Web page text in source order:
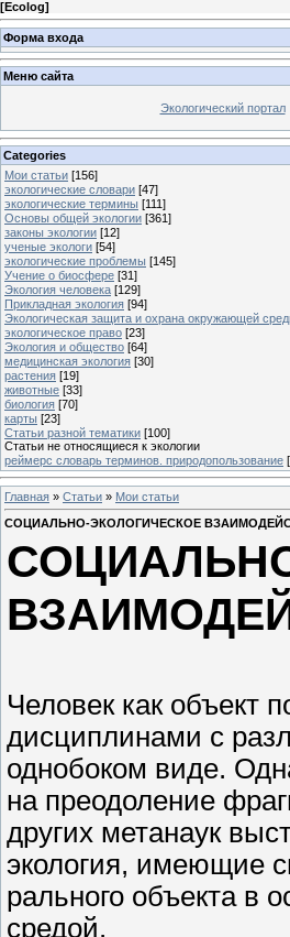
[Ecolog]
Форма входа
Меню сайта
Экологический портал
Categories
Мои статьи [156]
экологические словари [47]
экологические термины [111]
Основы общей экологии [361]
законы экологии [12]
ученые экологи [54]
экологические проблемы [145]
Учение о биосфере [31]
Экология человека [129]
Прикладная экология [94]
Экологическая защита и охрана окружающей
экологическое право [23]
Экология и общество [64]
медицинская экология [30]
растения [19]
животные [33]
биология [70]
карты [23]
Статьи разной тематики [100]
Статьи не относящиеся к экологии
реймерс словарь терминов. природопользование
Главная » Статьи » Мои статьи
СОЦИАЛЬНО-ЭКОЛОГИЧЕСКОЕ
Человек как объект
дисциплинами с
однобоком виде.
на преодоление
других метанаук
экология, имеющие
рального объекта в
средой.